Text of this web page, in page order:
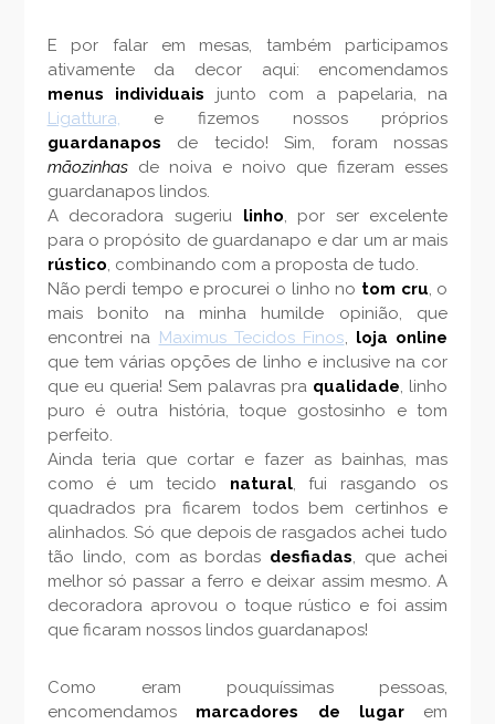
E por falar em mesas, também participamos
ativamente da decor aqui: encomendamos
menus individuais junto com a papelaria, na
Ligattura,
e fizemos nossos próprios
guardanapos de tecido! Sim, foram nossas
mãozinhasde noiva e noivo que fizeram esses
guardanapos lindos.
A decoradora sugeriu linho , por ser excelente
para o propósito de guardanapo e dar um ar mais
rústico , combinando com a proposta de tudo.
Não perdi tempo e procurei o linho no tom cru , o
mais bonito na minha humilde opinião, que
encontrei na Maximus Tecidos Finos
loja online
que tem várias opções de linho e inclusive na cor
que eu queria! Sem palavras pra qualidade , linho
puro é outra história, toque gostosinho e tom
perfeito.
Ainda teria que cortar e fazer as bainhas, mas
como é um tecido natural, fui rasgando os
quadrados pra ficarem todos bem certinhos e
alinhados. Só que depois de rasgados achei tudo
tão lindo, com as bordas desfiadas , que achei
melhor só passar a ferro e deixar assim mesmo. A
decoradora aprovou o toque rústico e foi assim
que ficaram nossos lindos guardanapos!
Como eram pouquíssimas pessoas,
encomendamos marcadores de lugarem